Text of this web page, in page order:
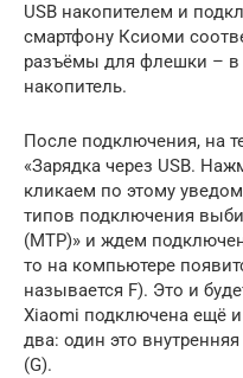
USB накопителем и
смартфону Ксиоми
разъёмы для флешки –
накопитель.
После подключения, на
«Зарядка через USB.
кликаем по этому
типов подключения
(MTP)» и ждем
то на компьютере
называется F). Это и
Xiaomi подключена ещё и
два: один это
(G).